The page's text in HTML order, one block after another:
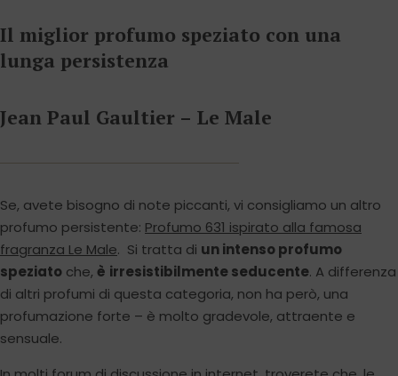
Il miglior profumo speziato con una
lunga persistenza
Jean Paul Gaultier – Le Male
Se, avete bisogno di note piccanti, vi consigliamo un altro
profumo persistente: Profumo 631 ispirato alla famosa
fragranza Le Male. Si tratta di un intenso profumo
speziato che, è irresistibilmente seducente. A differenza
di altri profumi di questa categoria, non ha però, una
profumazione forte – è molto gradevole, attraente e
sensuale.